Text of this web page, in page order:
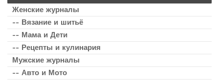
Женские журналы
-- Вязание и шитьё
-- Мама и Дети
-- Рецепты и кулинария
Мужские журналы
-- Авто и Мото